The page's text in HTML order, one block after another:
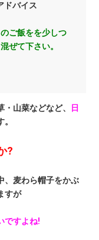
ドバイス
ご飯をを少しつ
ぜて下さい。
山菜などなど、
日
。
?
、麦わら帽子をかぶ
すが
ですよね!